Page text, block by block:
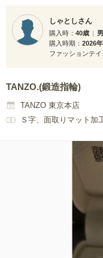
しゃとしさん
購入時 40歳
購入時期
2026
ファッションテイ
TANZO.(鍛造指輪)
TANZO 東京本店
Ｓ字、面取りマット加